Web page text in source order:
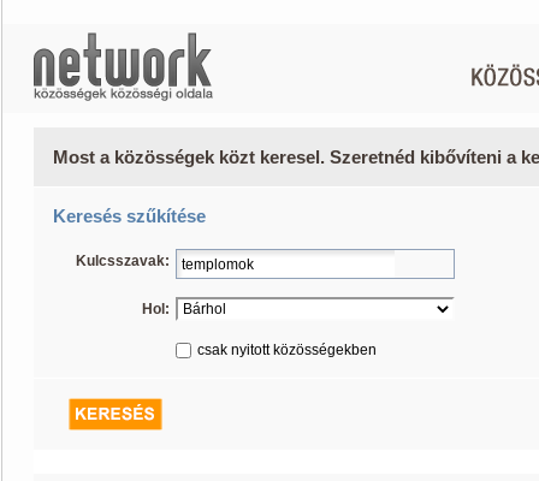
Most a közösségek közt keresel. Szeretnéd kibővíteni a
Keresés szűkítése
Kulcsszavak:
Hol:
csak nyitott közösségekben